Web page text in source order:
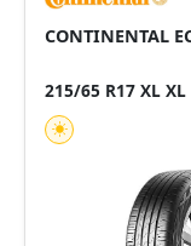
CONTINENTAL
215/65 R17 XL XL